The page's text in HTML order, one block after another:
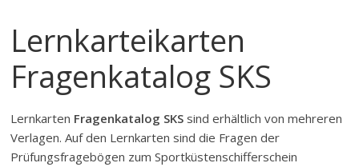
Lernkarteikarten
Fragenkatalog SKS
Lernkarten Fragenkatalog SKS sind erhältlich von mehreren
Verlagen. Auf den Lernkarten sind die Fragen der
Prüfungsfragebögen zum Sportküstenschifferschein